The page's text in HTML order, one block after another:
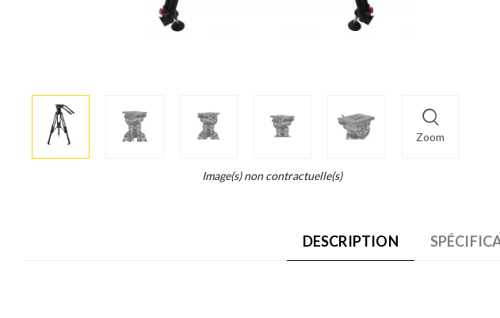
Zoom
More
info
Image(s) non contractuelle(s)
DESCRIPTION